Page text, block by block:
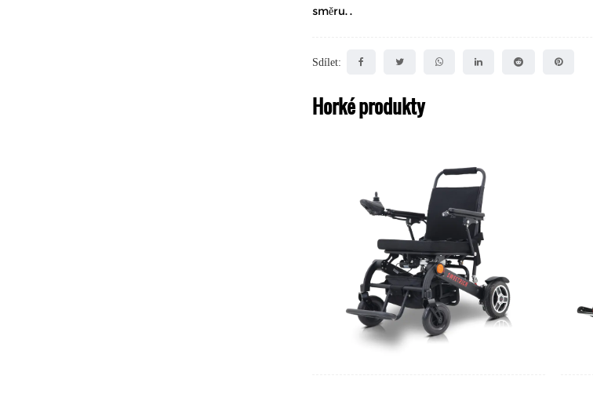
směru. .
Sdílet:
Horké produkty